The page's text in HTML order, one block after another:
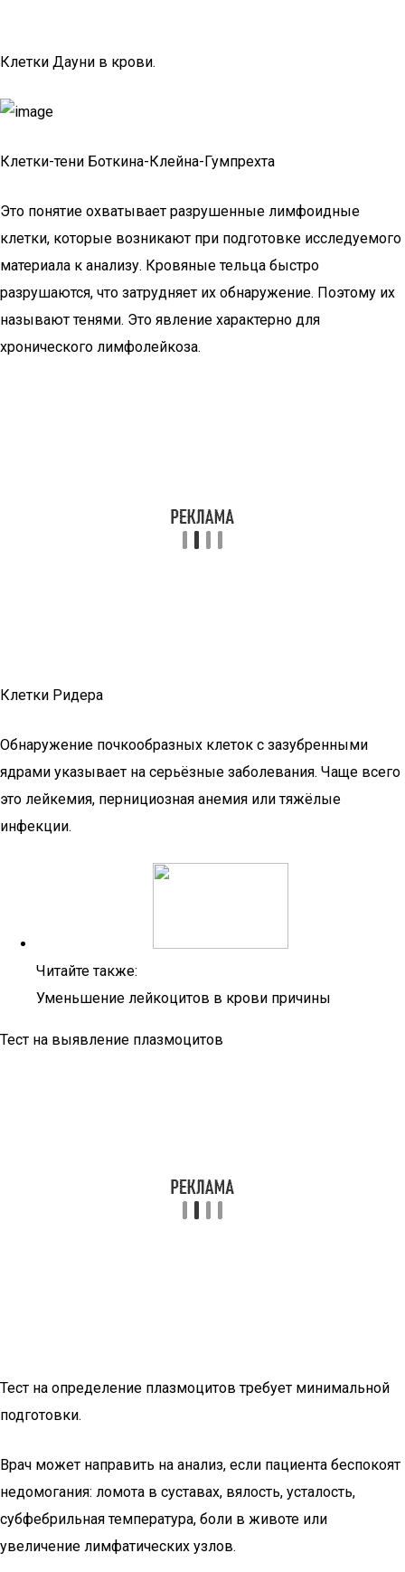
Клетки Дауни в крови.
Клетки-тени Боткина-Клейна-Гумпрехта
Это понятие охватывает разрушенные лимфоидные
клетки, которые возникают при подготовке исследуемого
материала к анализу. Кровяные тельца быстро
разрушаются, что затрудняет их обнаружение. Поэтому их
называют тенями. Это явление характерно для
хронического лимфолейкоза.
Клетки Ридера
Обнаружение почкообразных клеток с зазубренными
ядрами указывает на серьёзные заболевания. Чаще всего
это лейкемия, пернициозная анемия или тяжёлые
инфекции.
Читайте также:
Уменьшение лейкоцитов в крови причины
Тест на выявление плазмоцитов
Тест на определение плазмоцитов требует минимальной
подготовки.
Врач может направить на анализ, если пациента беспокоят
недомогания: ломота в суставах, вялость, усталость,
субфебрильная температура, боли в животе или
увеличение лимфатических узлов.